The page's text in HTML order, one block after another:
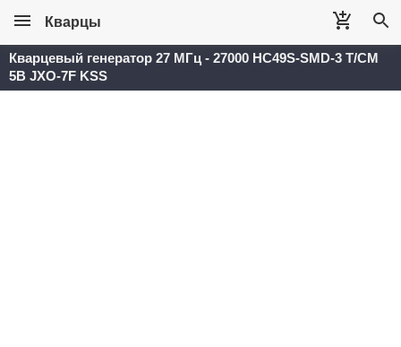
Кварцы
Кварцевый генератор 27 МГц - 27000 HC49S-SMD-3 T/CM
5В JXO-7F KSS